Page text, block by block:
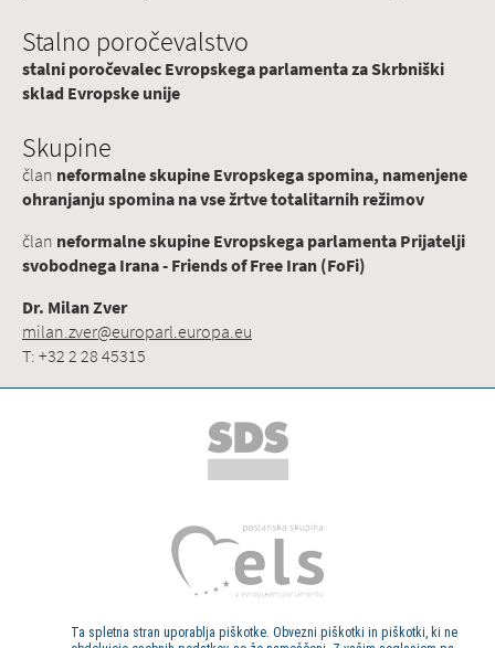
Stalno poročevalstvo
stalni poročevalec Evropskega parlamenta za Skrbniški
sklad Evropske unije
Skupine
član neformalne skupine Evropskega spomina, namenjene
ohranjanju spomina na vse žrtve totalitarnih režimov
član neformalne skupine Evropskega parlamenta Prijatelji
svobodnega Irana - Friends of Free Iran (FoFi)
Dr. Milan Zver
milan.zver@europarl.europa.eu
T: +32 2 28 45315
Ta spletna stran uporablja piškotke. Obvezni piškotki in piškotki, ki ne